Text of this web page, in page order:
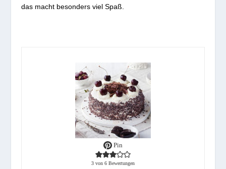
das macht besonders viel Spaß.
Pin
3 von 6 Bewertungen